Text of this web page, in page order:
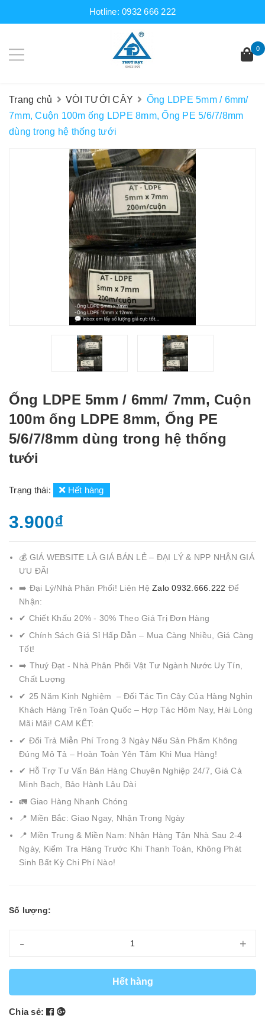
Hotline:0932 666 222
0
Trang chủ VÒI TƯỚI CÂY
Ống LDPE 5mm / 6mm/
7mm, Cuộn 100m ống LDPE 8mm, Ống PE 5/6/7/8mm
dùng trong hệ thống tưới
Ống LDPE 5mm / 6mm/ 7mm, Cuộn
100m ống LDPE 8mm, Ống PE
5/6/7/8mm dùng trong hệ thống
tưới
Trạng thái: Hết hàng
3.900₫
💰 GIÁ WEBSITE LÀ GIÁ BÁN LẺ – ĐẠI LÝ & NPP NHẬN GIÁ
ƯU ĐÃI
➡️ Đại Lý/Nhà Phân Phối! Liên Hệ Zalo 0932.666.222 Để
Nhận:
✔ Chiết Khấu 20% - 30% Theo Giá Trị Đơn Hàng
✔ Chính Sách Giá Sỉ Hấp Dẫn – Mua Càng Nhiều, Giá Càng
Tốt!
➡️ Thuý Đạt - Nhà Phân Phối Vật Tư Ngành Nước Uy Tín,
Chất Lượng
✔ 25 Năm Kinh Nghiệm – Đối Tác Tin Cậy Của Hàng Nghìn
Khách Hàng Trên Toàn Quốc – Hợp Tác Hôm Nay, Hài Lòng
Mãi Mãi! CAM KẾT:
✔ Đổi Trả Miễn Phí Trong 3 Ngày Nếu Sản Phẩm Không
Đúng Mô Tả – Hoàn Toàn Yên Tâm Khi Mua Hàng!
✔ Hỗ Trợ Tư Vấn Bán Hàng Chuyên Nghiệp 24/7, Giá Cả
Minh Bạch, Bảo Hành Lâu Dài
🚛 Giao Hàng Nhanh Chóng
📍 Miền Bắc: Giao Ngay, Nhận Trong Ngày
📍 Miền Trung & Miền Nam: Nhận Hàng Tận Nhà Sau 2-4
Ngày, Kiểm Tra Hàng Trước Khi Thanh Toán, Không Phát
Sinh Bất Kỳ Chi Phí Nào!
Số lượng:
- +
Hết hàng
Chia sẻ: